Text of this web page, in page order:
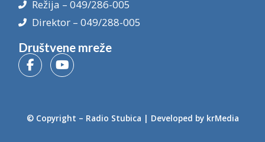
Režija – 049/286-005
Direktor – 049/288-005
Društvene mreže
© Copyright – Radio Stubica | Developed by krMedia